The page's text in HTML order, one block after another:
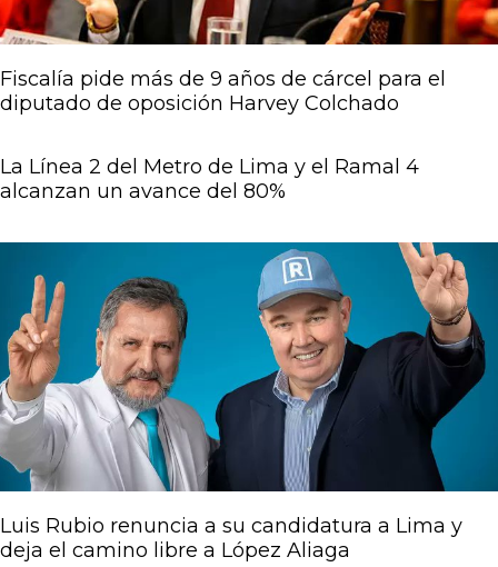
Fiscalía pide más de 9 años de cárcel para el
diputado de oposición Harvey Colchado
La Línea 2 del Metro de Lima y el Ramal 4
alcanzan un avance del 80%
Luis Rubio renuncia a su candidatura a Lima y
deja el camino libre a López Aliaga